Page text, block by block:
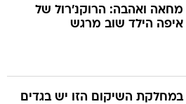
מחאה ואהבה: הרוקנ'רול של
איפה הילד שוב מרגש
במחלקת השיקום הזו יש בגדים